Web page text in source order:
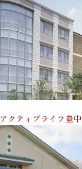
アクティブライフ豊中